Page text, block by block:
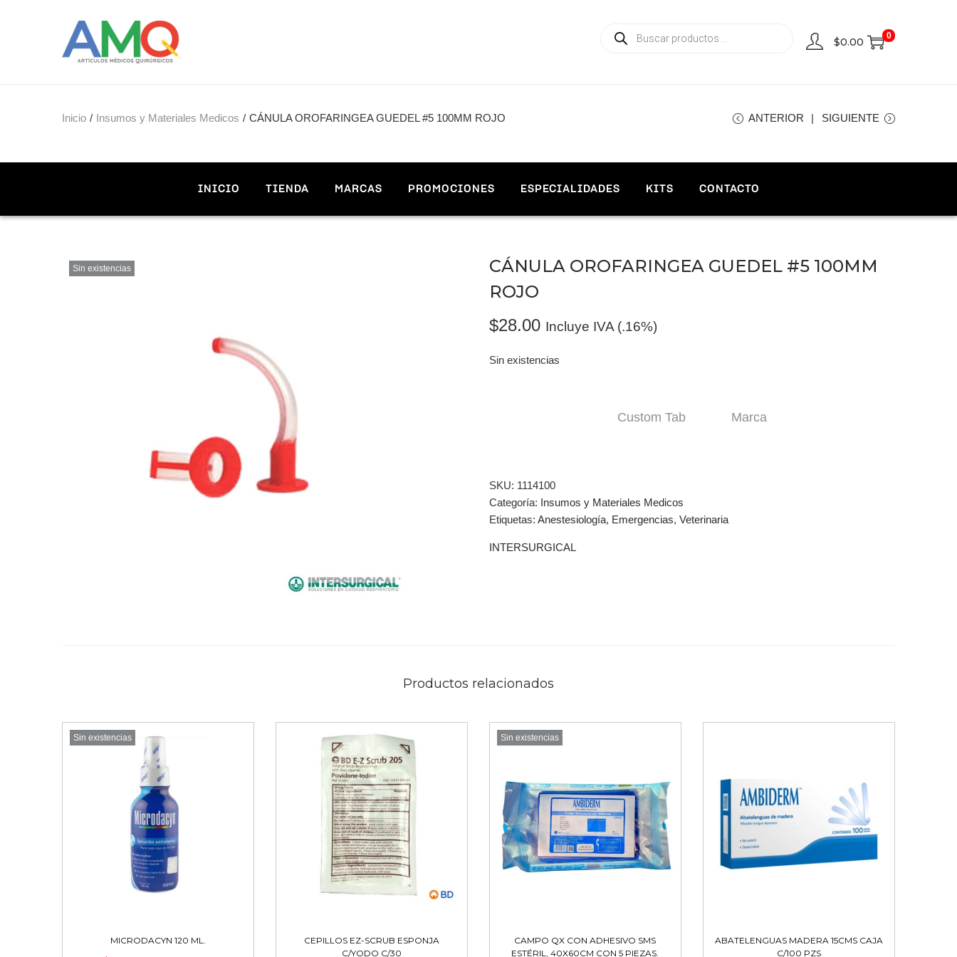
$0.00
0
Inicio / Insumos y Materiales Medicos / CÁNULA OROFARINGEA GUEDEL #5 100MM ROJO ANTERIOR SIGUIENTE
INICIO TIENDA MARCAS PROMOCIONES ESPECIALIDADES KITS CONTACTO
Sin existencias
CÁNULA OROFARINGEA GUEDEL #5 100MM
ROJO
$28.00 Incluye IVA (.16%)
Sin existencias
Custom Tab Marca
SKU: 1114100
Categoría: Insumos y Materiales Medicos
Etiquetas: Anestesiología, Emergencias, Veterinaria
INTERSURGICAL
Productos relacionados
Sin existencias
MICRODACYN 120 ML.
CEPILLOS EZ-SCRUB ESPONJA
C/YODO C/30
Sin existencias
CAMPO QX CON ADHESIVO SMS
ESTÉRIL, 40X60CM CON 5 PIEZAS.
ABATELENGUAS MADERA 15CMS CAJA
C/100 PZS